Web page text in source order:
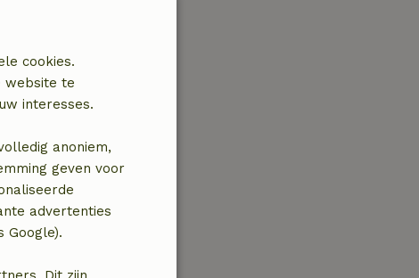
cookies.
website te
interesses.
anoniem,
geven voor
advertenties
Google).